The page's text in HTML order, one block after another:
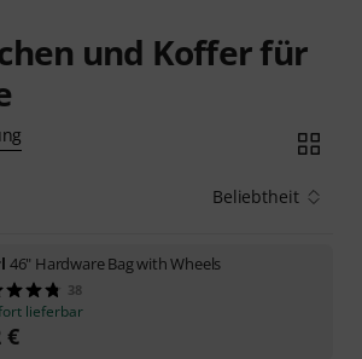
und Koffer für
Beliebtheit
46" Hardware Bag with Wheels
38
lieferbar
€